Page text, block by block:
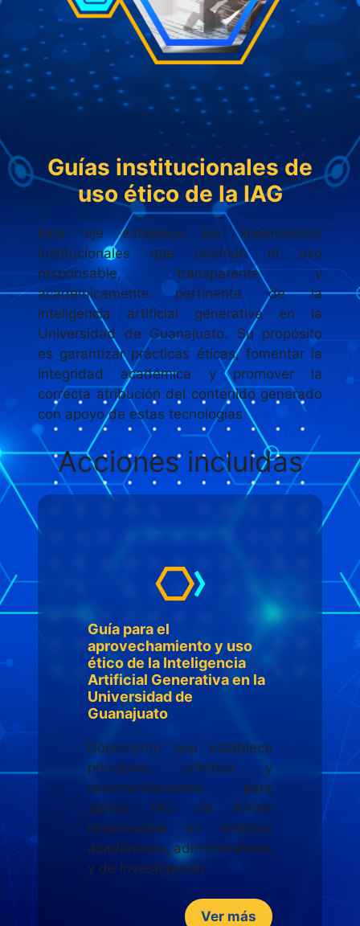
Guías institucionales de
uso ético de la IAG
Este eje establece los lineamientos
institucionales que orientan el uso
responsable, transparente y
académicamente pertinente de la
inteligencia artificial generativa en la
Universidad de Guanajuato. Su propósito
es garantizar prácticas éticas, fomentar la
integridad académica y promover la
correcta atribución del contenido generado
con apoyo de estas tecnologías
Acciones incluidas
Guía para el
aprovechamiento y uso
ético de la Inteligencia
Artificial Generativa en la
Universidad de
Guanajuato
Documento que establece
principios, criterios y
recomendaciones para
aplicar IAG de forma
responsable en ámbitos
académicos, administrativos
y de investigación.
Ver más